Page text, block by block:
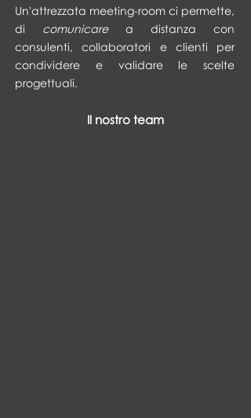
Il nostro team
Un'attrezzata meeting-room ci permette,
di comunicarea distanza con
consulenti, collaboratori e clienti per
condividere e validare le scelte
progettuali.